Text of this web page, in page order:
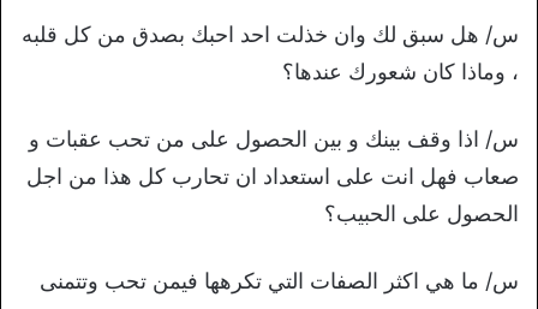
س/ هل سبق لك وان خذلت احد احبك بصدق من كل قلبه
، وماذا كان شعورك عندها؟
س/ اذا وقف بينك و بين الحصول على من تحب عقبات و
صعاب فهل انت على استعداد ان تحارب كل هذا من اجل
الحصول على الحبيب؟
س/ ما هي اكثر الصفات التي تكرهها فيمن تحب وتتمنى